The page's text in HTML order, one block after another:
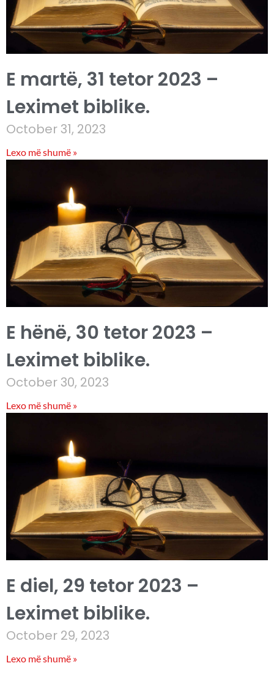
E martë, 31 tetor 2023 –
Leximet biblike.
October 31, 2023
Lexo më shumë »
E hënë, 30 tetor 2023 –
Leximet biblike.
October 30, 2023
Lexo më shumë »
E diel, 29 tetor 2023 –
Leximet biblike.
October 29, 2023
Lexo më shumë »